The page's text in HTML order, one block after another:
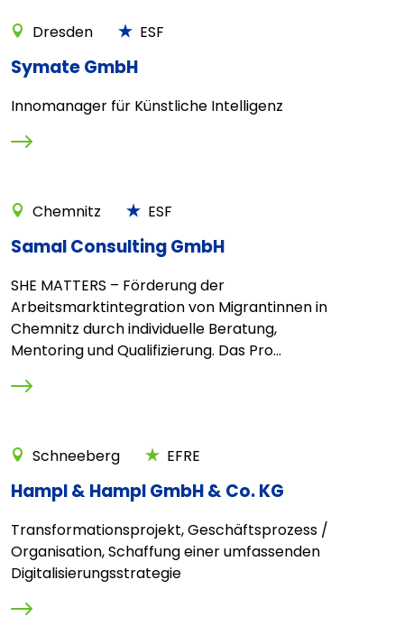
Dresden ESF
Symate GmbH
Innomanager für Künstliche Intelligenz
Chemnitz ESF
Samal Consulting GmbH
SHE MATTERS – Förderung der
Arbeitsmarktintegration von Migrantinnen in
Chemnitz durch individuelle Beratung,
Mentoring und Qualifizierung. Das Pro...
Schneeberg EFRE
Hampl & Hampl GmbH & Co. KG
Transformationsprojekt, Geschäftsprozess /
Organisation, Schaffung einer umfassenden
Digitalisierungsstrategie